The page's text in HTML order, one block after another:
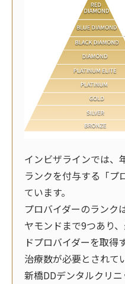
インビザラインでは、
ランクを付与する「プ
ています。
プロバイダーのランク
ヤモンドまで9つあり
ドプロバイダーを取得
治療数が必要とされて
新橋DDデンタルクリ